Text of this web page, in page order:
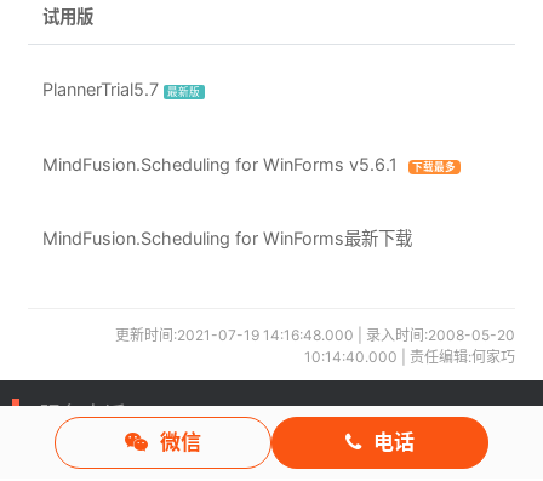
试用版
PlannerTrial5.7 最新版
MindFusion.Scheduling for WinForms v5.6.1 下载最多
MindFusion.Scheduling for WinForms最新下载
更新时间:2021-07-19 14:16:48.000 | 录入时间:2008-05-20
10:14:40.000 | 责任编辑:何家巧
服务电话
重庆/ 023-68661681 华南/ 18100878085
微信 电话